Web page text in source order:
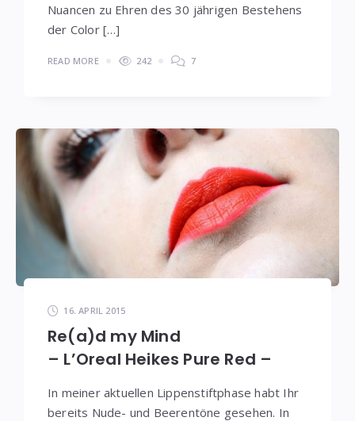
Nuancen zu Ehren des 30 jährigen Bestehens
der Color […]
READ MORE 242 7
16. APRIL 2015
Re(a)d my Mind
– L’Oreal Heikes Pure Red –
In meiner aktuellen Lippenstiftphase habt Ihr
bereits Nude- und Beerentöne gesehen. In